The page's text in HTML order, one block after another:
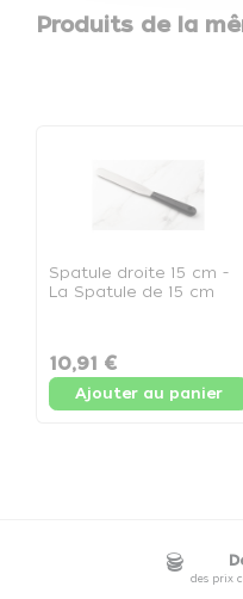
Produits de la
Spatule droite 15 cm -
La Spatule de 15 cm
10,91 €
Ajouter au panier
des prix